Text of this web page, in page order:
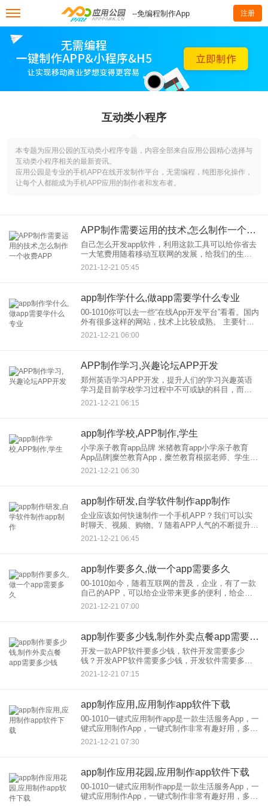
--免编程制作App 注册
互动类小程序
本专题为应用公园的互动类小程序专题，内容全部来自应用公园精心选择与
互动类小程序相关的最新资讯。
应用公园是专业的手机APP在线开发制作平台，无需编程，纯图形化操作，
让每个人都能成为手机APP应用的制作者和发布者。
APP制作需要运用的技术,怎么制作一个收费APP
自己怎么开发app软件，利用这款工具可以给你省去
一大笔费用随着移动互联网的发展，给我们的生活
带来了极大的便利。如今，作为企业，标准的大量
移动互联网公司本身就是一个APP。那么，APP如
2021-12-21 05:45
app制作学什么,做app需要学什么专业
00-1010你可以去一些“在线App开发平台”看看。国内
外有很多这样的网站，技术上比较成熟。 主要针对
没有技术的普通用户，提供免费app制作服务。 制作
一个APP只需要几分钟，操作简单
2021-12-21 06:00
APP制作学习,兴趣论坛APP开发
郑州英语学习APP开发，提升人们的学习兴趣英语
学习是目前学校学习过程中不可或缺的科目，而学
习英语也是目前职场应用中广泛需要的。如今，英
语学习APP在教育目前的互联网市场份额中已经变
2021-12-21 06:15
app制作学校,APP制作,学生
小学亲子教育app品牌 米猪教育app小学亲子教育
App品牌|糜竺教育App，糜竺教育根据老师、学生、
家长身份提供不同的精细化服务，推出为：糜竺教
育学生/老师/家长。根据用户需求部署不同的功能，
2021-12-21 06:30
app制作研发,自学软件制作app制作
企业应该如何快速制作一个手机APP？我们可以实
时聊天、视频、购物。'/ 随着APP人气的不断提升，
公司少校开始陆续抢占市场，各种APP雨后春笋般
迅速上市。大公司有资金支持，可以快速找到技术
2021-12-21 06:45
app制作要多久,做一个app需要多久
00-1010如今，随着互联网的普及，企业，有了一款
自己的APP，可以给企业带来更多的便利，给企业
带来更有利的发展，我们在公司遇到很多客户，
问，我想在开发，做APP，我想在多少钱做APP，
2021-12-21 07:00
app制作要多少钱,制作外卖点餐app需要多少钱
开发一款APP软件要多少钱，软件开发需要多少
钱？开发APP软件需要多少钱，开发软件需要多少
钱？但是我不知道技术。开发的一个软件需要多少
钱？吗而且现在APP市场需求量很大，很多人来咨
2021-12-21 07:15
app制作应用,应用制作app软件下载
00-1010一键式应用制作app是一款生活服务App，一
键式应用制作App，一键式制作非常有趣好用，多种
模板可供选择，功能齐全，素材图片丰富多彩，加
2021-12-21 07:30
app制作应用花园,应用制作app软件下载
00-1010一键式应用制作app是一款生活服务App，一
键式应用制作App，一键式制作非常有趣好用，多种